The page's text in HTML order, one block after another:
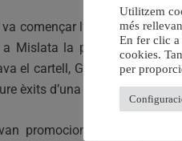
començar l’actuació de
Mislata la presentació del
el cartell, Grisos, van venir
èxits d’una dècada
promocionar durant
Utilitzem
més
En fer clic a
cookies.
per